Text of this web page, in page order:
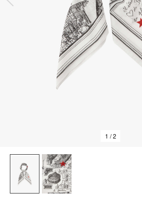
1 / 2